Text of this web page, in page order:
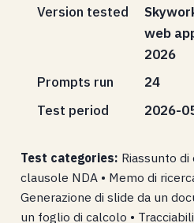
Version tested
web
2026
Prompts run
24
Test period
2026-
Test categories: Riassunto
clausole NDA • Memo di
Generazione di slide da un
un foglio di calcolo •